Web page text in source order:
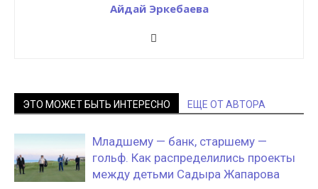
Айдай Эркебаева
ЭТО МОЖЕТ БЫТЬ ИНТЕРЕСНО ЕЩЕ ОТ АВТОРА
Младшему — банк, старшему —
гольф. Как распределились проекты
между детьми Садыра Жапарова